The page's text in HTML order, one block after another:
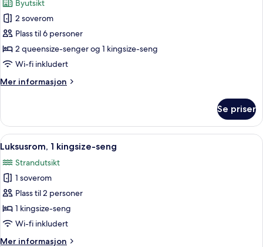
senger
bildene
av
Rom
–
comfort,
soverom
Byutsikt
2 soverom
Plass til 6 personer
2 queensize-senger og 1 kingsize-seng
Wi-fi inkludert
Mer informasjon
Mer
–
comfort,
2
Se priser
Åpne
alle
bildene
av
Luksusrom,
1
kingsize-
Luksusrom, 1 kingsize-seng |
8
Luksusrom, 1 kingsize-seng
Strandutsikt
1 soverom
Plass til 2 personer
1 kingsize-seng
Wi-fi inkludert
Mer informasjon
Mer